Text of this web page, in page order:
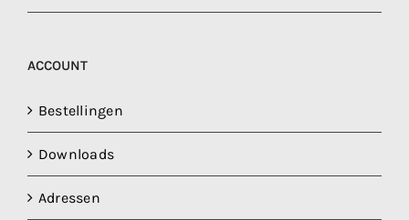
ACCOUNT
Bestellingen
Downloads
Adressen